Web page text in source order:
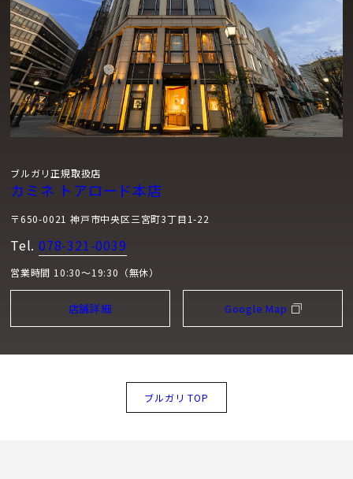
ブルガリ正規取扱店
カミネ トアロード本店
〒650-0021 神戸市中央区三宮町3丁目1-22
Tel. 078-321-0039
営業時間 10:30～19:30（無休）
店舗詳細 Google Map
ブルガリ TOP